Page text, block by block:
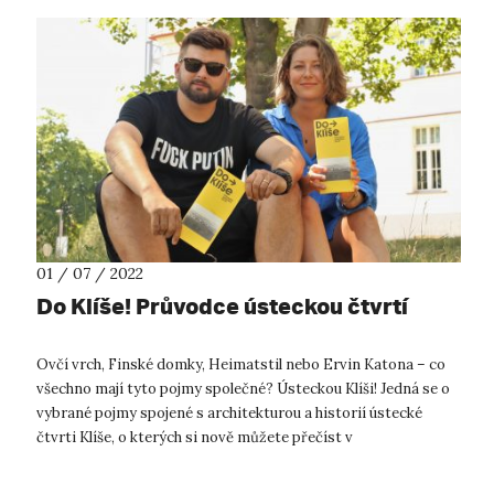
01 / 07 / 2022
Do Klíše! Průvodce ústeckou čtvrtí
Ovčí vrch, Finské domky, Heimatstil nebo Ervin Katona – co
všechno mají tyto pojmy společné? Ústeckou Klíši! Jedná se o
vybrané pojmy spojené s architekturou a historií ústecké
čtvrti Klíše, o kterých si nově můžete přečíst v